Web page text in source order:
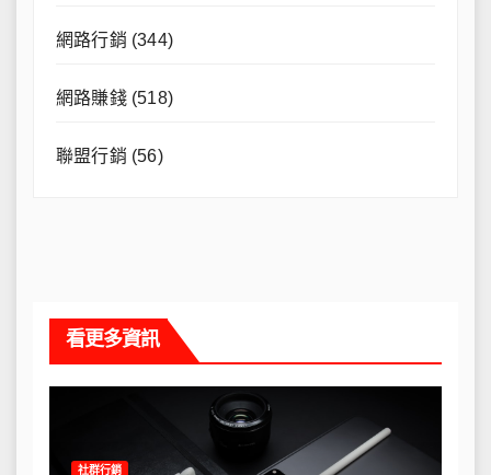
網路行銷 (344)
網路賺錢(518)
聯盟行銷 (56)
看更多資訊
社群行銷